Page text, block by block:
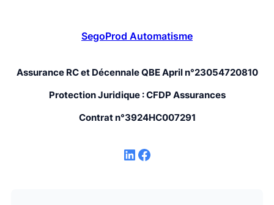
SegoProd Automatisme
Assurance RC et Décennale QBE April n°23054720810
Protection Juridique : CFDP Assurances
Contrat n°3924HC007291
LinkedIn Facebook